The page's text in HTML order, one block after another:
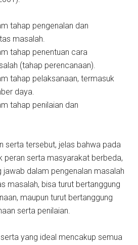
tahap pengenalan dan
masalah.
tahap penentuan cara
(tahap perencanaan).
tahap pelaksanaan, termasuk
daya.
tahap penilaian dan
serta tersebut, jelas bahwa pada
peran serta masyarakat berbeda,
jawab dalam pengenalan masalah
masalah, bisa turut bertanggung
maupun turut bertanggung
serta penilaian.
yang ideal mencakup semua